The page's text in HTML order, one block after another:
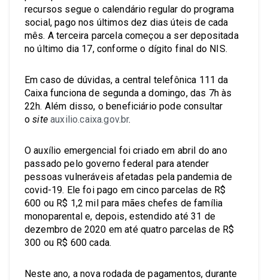
recursos segue o calendário regular do programa
social, pago nos últimos dez dias úteis de cada
mês. A terceira parcela começou a ser depositada
no último dia 17, conforme o dígito final do NIS.
Em caso de dúvidas, a central telefônica 111 da
Caixa funciona de segunda a domingo, das 7h às
22h. Além disso, o beneficiário pode consultar
osite auxilio.caixa.gov.br.
O auxílio emergencial foi criado em abril do ano
passado pelo governo federal para atender
pessoas vulneráveis afetadas pela pandemia de
covid-19. Ele foi pago em cinco parcelas de R$
600 ou R$ 1,2 mil para mães chefes de família
monoparental e, depois, estendido até 31 de
dezembro de 2020 em até quatro parcelas de R$
300 ou R$ 600 cada.
Neste ano, a nova rodada de pagamentos, durante